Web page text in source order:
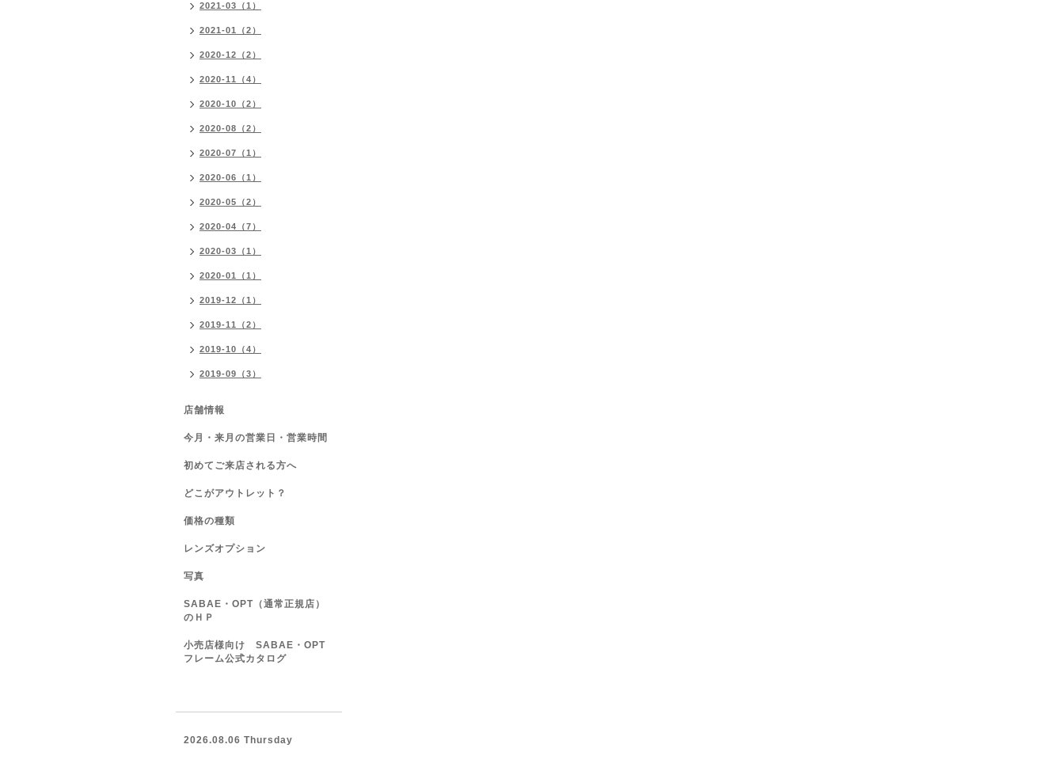
2021-03（1）
2021-01（2）
2020-12（2）
2020-11（4）
2020-10（2）
2020-08（2）
2020-07（1）
2020-06（1）
2020-05（2）
2020-04（7）
2020-03（1）
2020-01（1）
2019-12（1）
2019-11（2）
2019-10（4）
2019-09（3）
店舗情報
今月・来月の営業日・営業時間
初めてご来店される方へ
どこがアウトレット？
価格の種類
レンズオプション
写真
SABAE・OPT（通常正規店）
のＨＰ
小売店様向け SABAE・OPT
フレーム公式カタログ
2026.08.06 Thursday